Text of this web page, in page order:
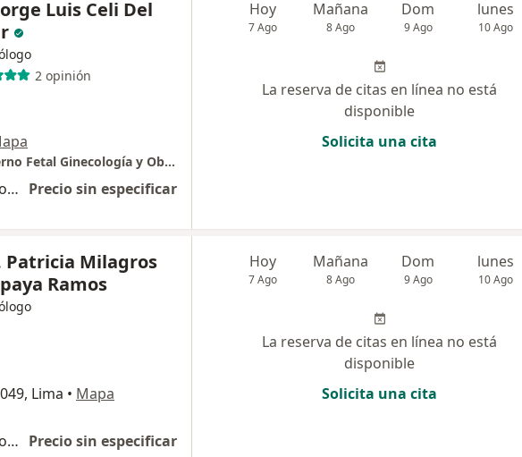
Luis Celi Del
2 opinión
Scan Fetus- Centro Materno Fetal Ginecología y Obstetricia
Tratamiento de condilomas Precio sin especificar
Hoy
7 Ago
Mañana
8 Ago
Dom
9 Ago
lunes
10 Ago
La reserva de citas en línea no está
disponible
Solicita una cita
Patricia Milagros
Ramos
Lima • Mapa
Tratamiento de condilomas Precio sin especificar
Hoy
7 Ago
Mañana
8 Ago
Dom
9 Ago
lunes
10 Ago
La reserva de citas en línea no está
disponible
Solicita una cita